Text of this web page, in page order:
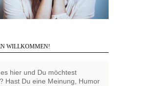
WILLKOMMEN!
hier und Du möchtest
Hast Du eine Meinung, Humor